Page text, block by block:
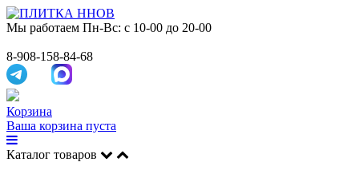
Мы работаем Пн-Вс: с 10-00 до 20-00
8-908-158-84-68
Корзина
Ваша корзина пуста
Каталог товаров